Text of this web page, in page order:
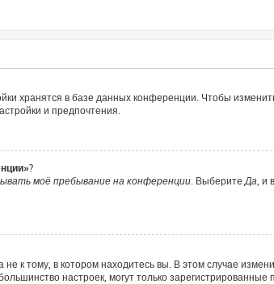
хранятся в базе данных конференции. Чтобы
и предпочтения.
моё пребывание на конференции. ВыберитеДа, и
к тому, в котором находитесь вы. В этом случае
настроек, могут только